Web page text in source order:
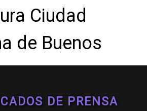
DE PRENSA